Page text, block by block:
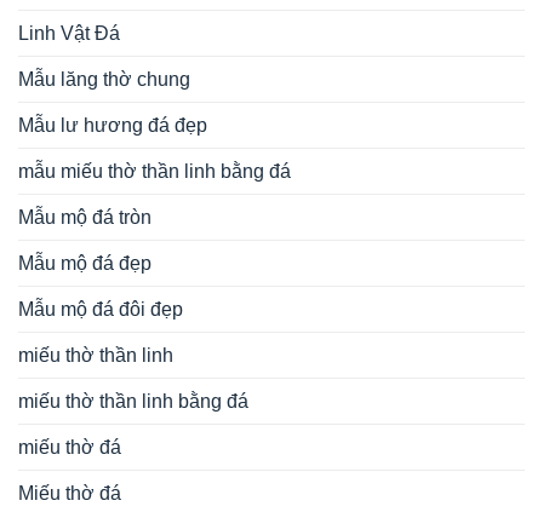
Linh Vật Đá
Mẫu lăng thờ chung
Mẫu lư hương đá đẹp
mẫu miếu thờ thần linh bằng đá
Mẫu mộ đá tròn
Mẫu mộ đá đẹp
Mẫu mộ đá đôi đẹp
miếu thờ thần linh
miếu thờ thần linh bằng đá
miếu thờ đá
Miếu thờ đá